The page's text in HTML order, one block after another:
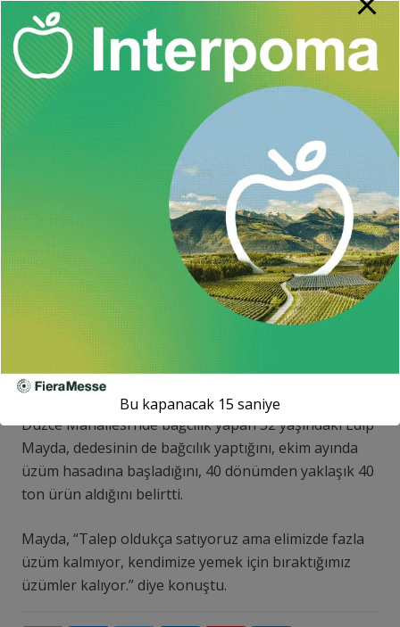
bildirdi.
Üzümün hassas bir meyve olmasından dolayı hasat
ile depolanmasının özenle yapıldığını anlatan Şafak,
şöyle devam etti:
“Mayıs ayına kadar beyaz üzüm tazeliğini
korumaktadır. İlçedeki mahallelerin yarısında üzüm
yetiştirilmekte. Çiftçiler hasadı özenle yapar, zarar
gören üzüm taneleri salkımlardan tek tek seçilir.
Bağdan getirilen üzümler kışın satılmak üzere
kolilenir. Güneş görmeyen, hava sirkülasyonu
olmayan ve sıcaklığın eksiye düşmediği kapalı
alanlara muhafaza edilir. Pazarlama sıkıntımız yok.
İzmir, Ankara ve İstanbul gibi şehirlerden talep var.
aroması çok güzel üzümlerimizin.”
Düzce Mahallesi’nde bağcılık yapan 52 yaşındaki Edip
Mayda, dedesinin de bağcılık yaptığını, ekim ayında
üzüm hasadına başladığını, 40 dönümden yaklaşık 40
ton ürün aldığını belirtti.
Mayda, “Talep oldukça satıyoruz ama elimizde fazla
üzüm kalmıyor, kendimize yemek için bıraktığımız
üzümler kalıyor.” diye konuştu.
Bu kapanacak 14 saniye